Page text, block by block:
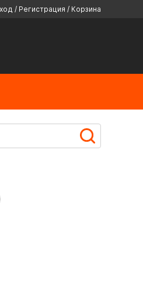
/ Регистрация / Корзина